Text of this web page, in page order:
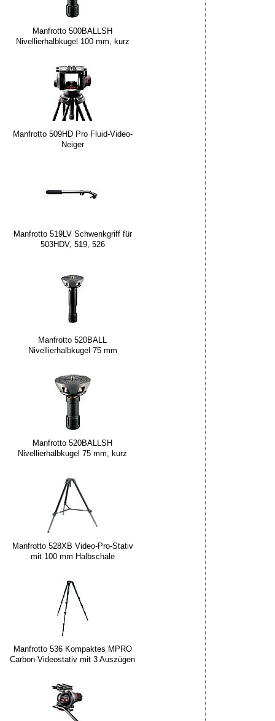
Manfrotto 500BALLSH
Nivellierhalbkugel 100 mm, kurz
Manfrotto 509HD Pro Fluid-Video-
Neiger
Manfrotto 519LV Schwenkgriff für
503HDV, 519, 526
Manfrotto 520BALL
Nivellierhalbkugel 75 mm
Manfrotto 520BALLSH
Nivellierhalbkugel 75 mm, kurz
Manfrotto 528XB Video-Pro-Stativ
mit 100 mm Halbschale
Manfrotto 536 Kompaktes MPRO
Carbon-Videostativ mit 3 Auszügen